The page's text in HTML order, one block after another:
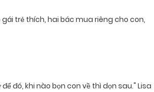
trẻ thích, hai bác mua riêng cho con,
đó, khi nào bọn con về thì dọn sau." Lisa